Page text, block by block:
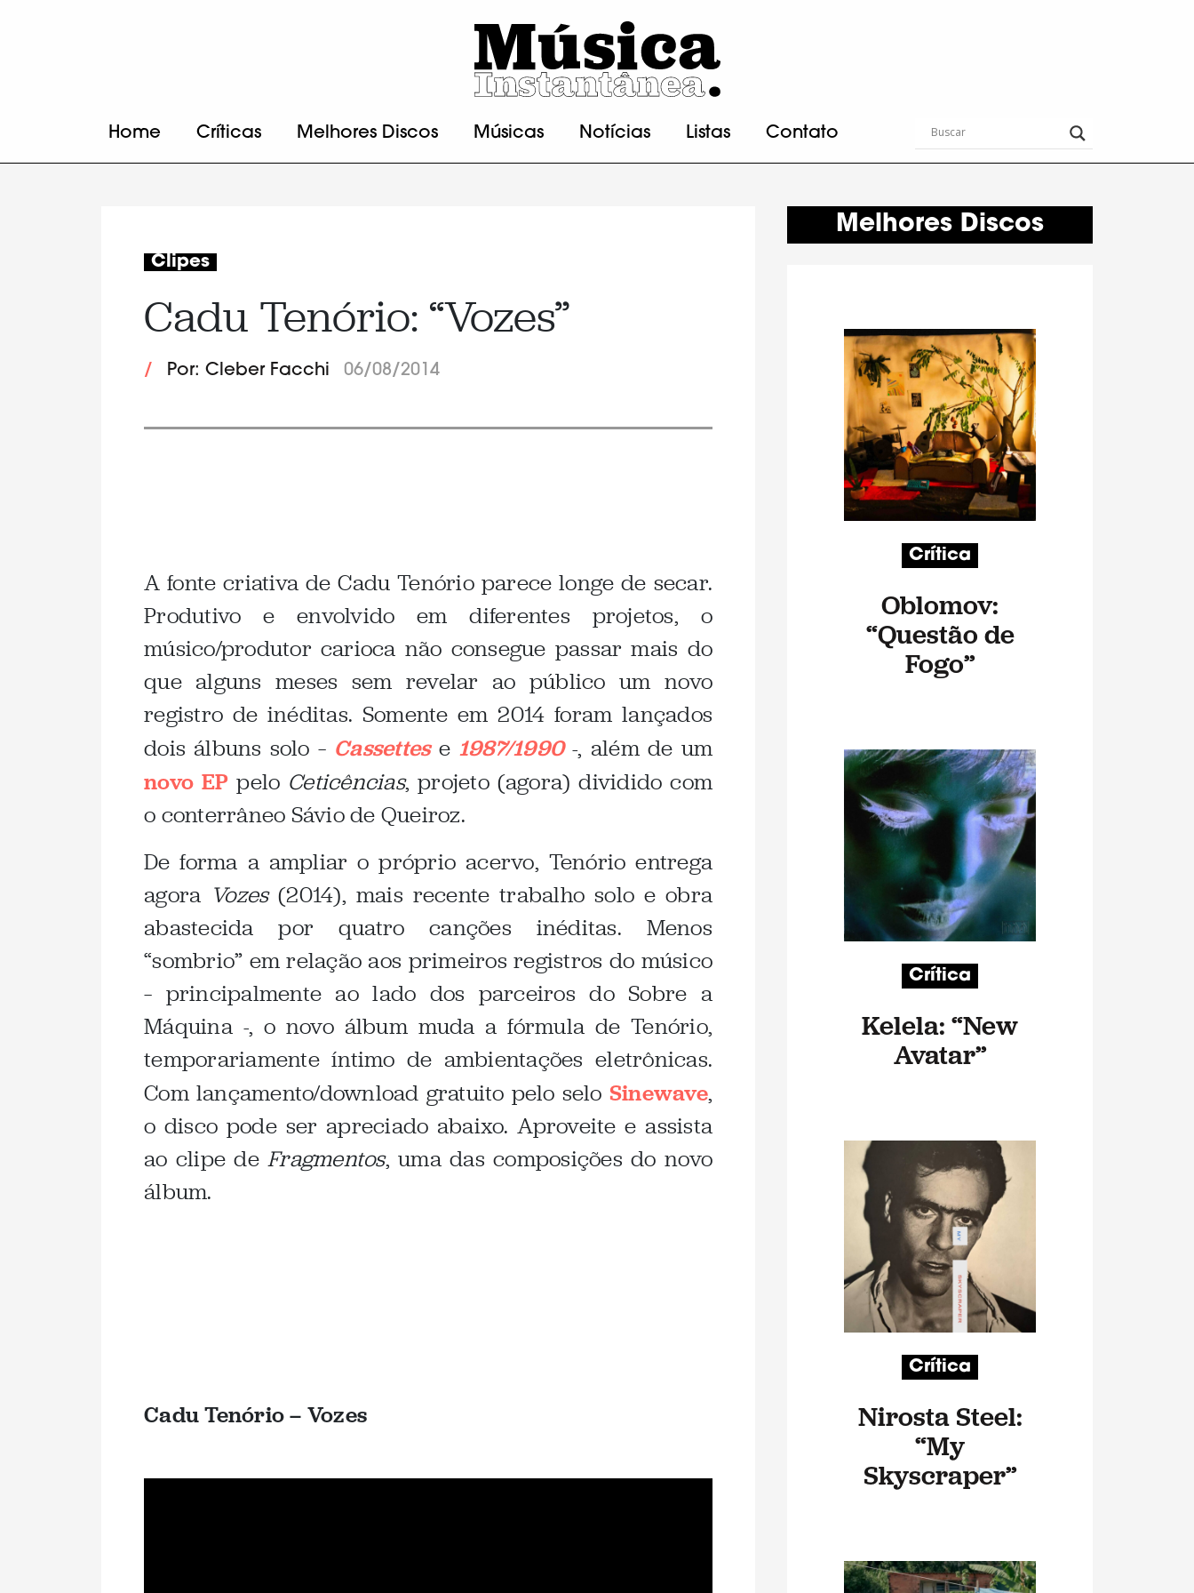
Home Críticas Melhores Discos Músicas Notícias Listas Contato
Clipes
Cadu Tenório: “Vozes”
/ Por: Cleber Facchi 06/08/2014
A fonte criativa de Cadu Tenório parece longe de secar.
Produtivo e envolvido em diferentes projetos, o
músico/produtor carioca não consegue passar mais do
que alguns meses sem revelar ao público um novo
registro de inéditas. Somente em 2014 foram lançados
dois álbuns solo – Cassettese 1987/1990-, além de um
novo EP pelo Ceticências, projeto (agora) dividido com
o conterrâneo Sávio de Queiroz.
De forma a ampliar o próprio acervo, Tenório entrega
agora Vozes(2014), mais recente trabalho solo e obra
abastecida por quatro canções inéditas. Menos
“sombrio” em relação aos primeiros registros do músico
– principalmente ao lado dos parceiros do Sobre a
Máquina -, o novo álbum muda a fórmula de Tenório,
temporariamente íntimo de ambientações eletrônicas.
Com lançamento/download gratuito pelo selo Sinewave,
o disco pode ser apreciado abaixo. Aproveite e assista
ao clipe deFragmentos, uma das composições do novo
álbum.
Cadu Tenório – Vozes
Melhores Discos
Crítica
Oblomov:
“Questão de
Fogo”
Crítica
Kelela: “New
Avatar”
Crítica
Nirosta Steel:
“My
Skyscraper”